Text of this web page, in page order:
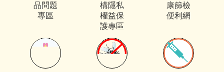
品問題
專區
構隱私
權益保
護專區
康篩檢
便利網